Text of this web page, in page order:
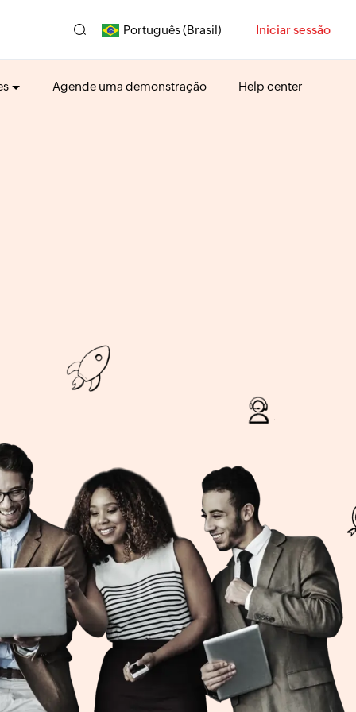
Português (Brasil) Iniciar sessão
Agende uma demonstração Help center